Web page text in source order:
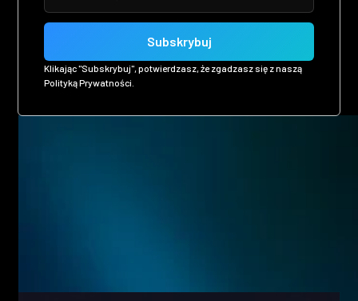
Klikając "Subskrybuj", potwierdzasz, że zgadzasz się z naszą
Polityką Prywatności.